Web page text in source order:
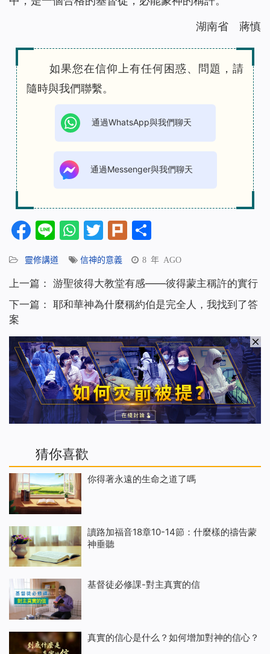
湖南省 蔣慎
如果您在信仰上有任何困惑、問題，請
隨時與我們聯繫。
通過WhatsApp與我們聊天
通過Messenger與我們聊天
Facebook
LineWhatsApp
Twitter
Plurk
享
靈修講道 信神的意義 8 年 AGO
上一篇： 游聖彼得大教堂有感——彼得蒙主稱許的實行
下一篇： 耶和華神為什麼稱約伯是完全人，我找到了答
案
猜你喜歡
你得著永遠的生命之道了嗎
讀路加福音18章10-14節：什麼樣的禱告蒙
神垂聽
基督徒必修課-對主真實的信
真實的信心是什么？如何增加對神的信心？